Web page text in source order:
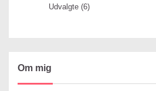
Udvalgte (6)
Om mig